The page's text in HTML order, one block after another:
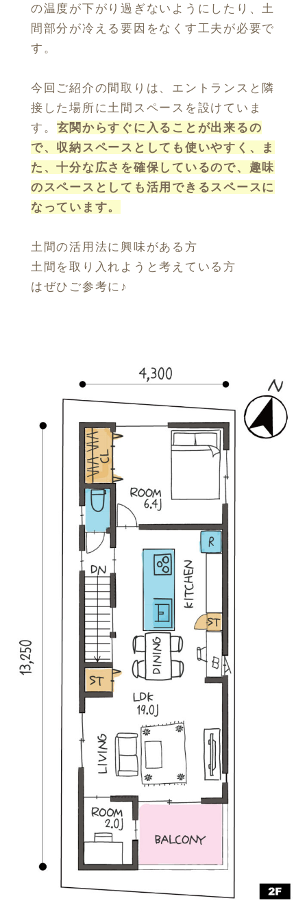
の温度が下がり過ぎないようにしたり、土
間部分が冷える要因をなくす工夫が必要で
す。
今回ご紹介の間取りは、エントランスと隣
接した場所に土間スペースを設けていま
す。 玄関からすぐに入ることが出来るの
で、収納スペースとしても使いやすく、ま
た、十分な広さを確保しているので、趣味
のスペースとしても活用できるスペースに
なっています。
土間の活用法に興味がある方
土間を取り入れようと考えている方
はぜひご参考に♪